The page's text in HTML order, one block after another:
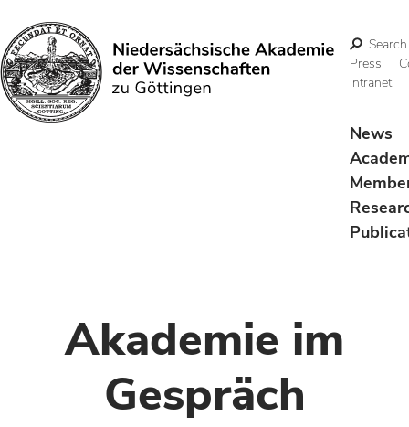
Search
Search
Press
Intranet
News
Akademie im
Gespräch